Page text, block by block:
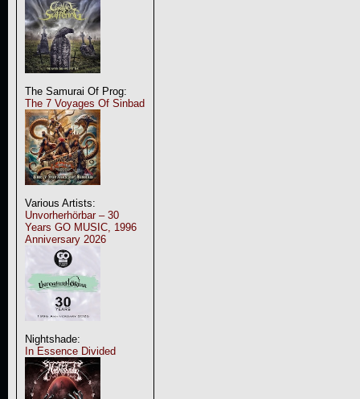
The Samurai Of Prog:
The 7 Voyages Of Sinbad
Various Artists:
Unvorherhörbar – 30
Years GO MUSIC, 1996
Anniversary 2026
Nightshade:
In Essence Divided